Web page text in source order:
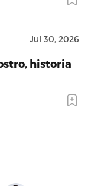
Jul 30, 2026
historia